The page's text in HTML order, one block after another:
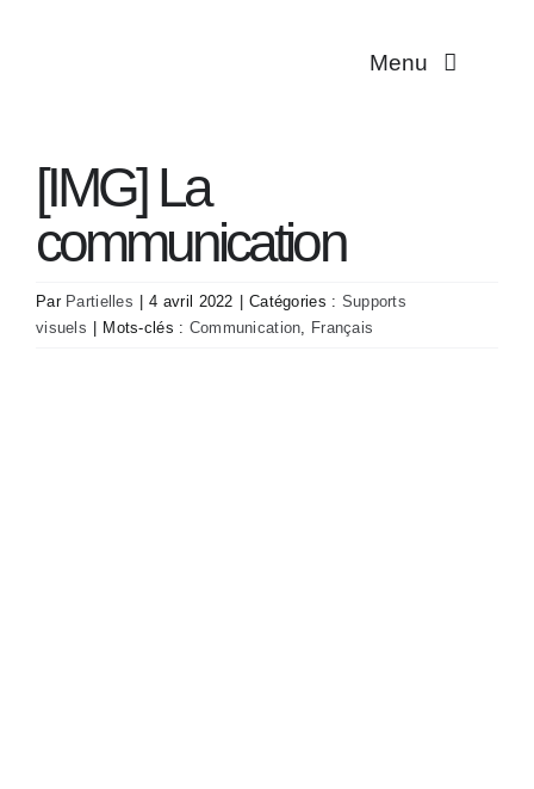
Menu
[IMG] La
communication
Par Partielles 4 avril 2022 Catégories : Supports
visuels
Mots-clés : Communication Français